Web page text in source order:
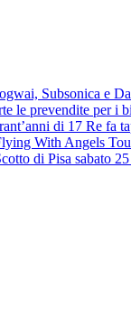
Subsonica e
le prevendite per
di 17 Re fa
With Angels
di Pisa sabato